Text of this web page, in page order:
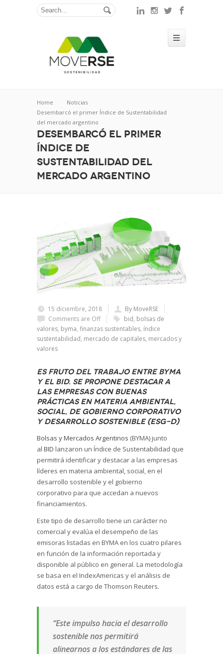
Home
Noticias
Desembarcó el primer Índice de Sustentabilidad
del mercado argentino
Desembarcó el primer
Índice de
Sustentabilidad del
mercado argentino
15 diciembre, 2018
By MoveRSE
Comments are Off
bid, bolsas de
valores, byma, finanzas sustentables, índice
sustentabilidad, mercado de capitales, mercados y
valores
Es fruto del trabajo entre BYMA
y el BID. Se propone destacar a
las empresas con buenas
prácticas en materia Ambiental,
Social, de Gobierno Corporativo
y Desarrollo Sostenible (ESG-D)
Bolsas y Mercados Argentinos (BYMA) junto
al BID lanzaron un Índice de Sustentabilidad que
permitirá identificar y destacar a las empresas
líderes en materia ambiental, social, en el
desarrollo sostenible y el gobierno
corporativo para que accedan a nuevos
financiamientos.
Este tipo de desarrollo tiene un carácter no
comercial y evalúa el desempeño de las
emisoras listadas en BYMA en los cuatro pilares
en función de la información reportada y
disponible al público en general. La metodología
se basa en el IndexAmericas y el análisis de
datos está a cargo de Thomson Reuters.
“Este impulso hacia el desarrollo
sostenible nos permitirá
alinearnos a los estándares de las